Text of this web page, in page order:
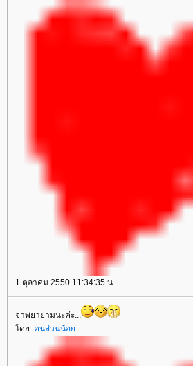
1 ตุลาคม 2550 11:34:35 น.
จาพยายามนะค่ะ...
ดย: คนส่วนน้อ